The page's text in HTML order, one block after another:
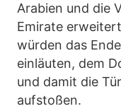
Arabien und die
Emirate
würden das
einläuten, dem
und damit die
aufstoßen.